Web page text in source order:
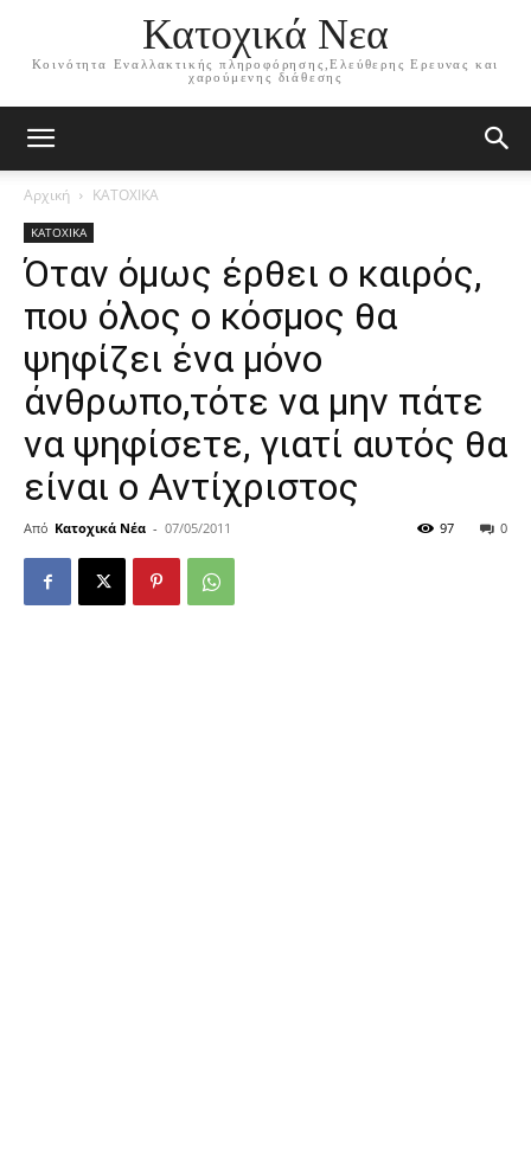
Κατοχικά Νεα
Κοινότητα Εναλλακτικής πληροφόρησης,Ελεύθερης Ερευνας και
χαρούμενης διάθεσης
Αρχική ΚΑΤΟΧΙΚΑ
ΚΑΤΟΧΙΚΑ
Όταν όμως έρθει ο καιρός,
που όλος ο κόσμος θα
ψηφίζει ένα μόνο
άνθρωπο,τότε να μην πάτε
να ψηφίσετε, γιατί αυτός θα
είναι ο Αντίχριστος
Από Κατοχικά Νέα - 07/05/2011 0
97